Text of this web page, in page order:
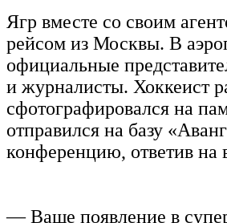
Ягр вместе со своим
рейсом из Москвы. В
официальные
и журналисты. Хоккеист
сфотографировался на
отправился на базу
конференцию, ответив на
— Ваше появление в